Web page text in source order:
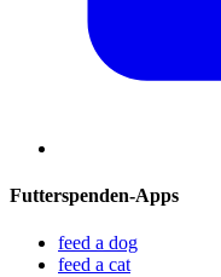
Futterspenden-Apps
feed a dog
feed a cat